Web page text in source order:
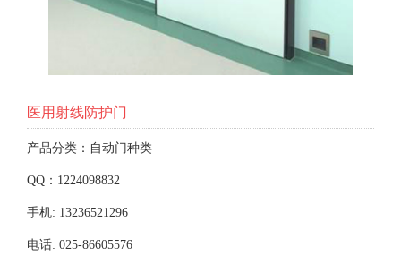
医用射线防护门
产品分类：自动门种类
QQ：1224098832
手机: 13236521296
电话: 025-86605576